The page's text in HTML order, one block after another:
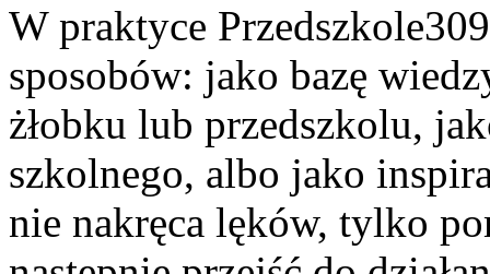
W praktyce
sposobów: jako bazę
żłobku lub przedszkolu,
szkolnego, albo jako
nie nakręca lęków, tylko